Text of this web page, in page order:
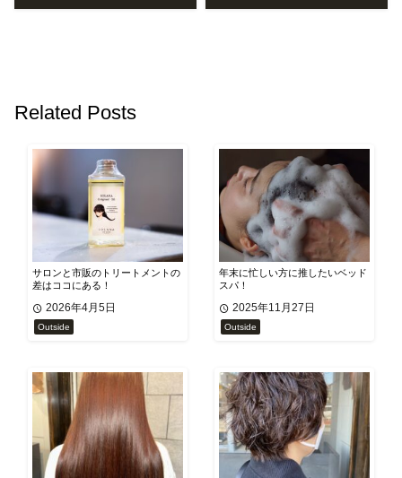
Related Posts
サロンと市販のトリートメントの
差はココにある！
2026年4月5日
Outside
年末に忙しい方に推したいベッド
スパ！
2025年11月27日
Outside